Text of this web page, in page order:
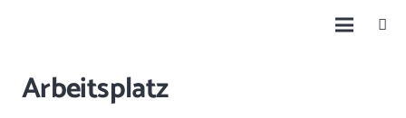
Arbeitsplatz